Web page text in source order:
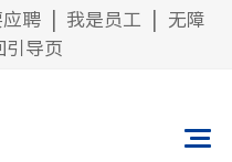
应聘 我是员工
无障
引导页